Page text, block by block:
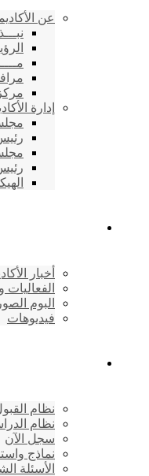
عن
إدارة
أخبار
الفعاليات
البوم الصور
فيديوهات
نظام
نظام
سجل الآن
نماذج
الأسئلة